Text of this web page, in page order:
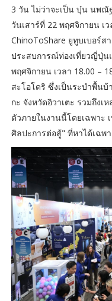
3 วัน ไม่ว่าจะเป็น บุ๋น นพณั
วันเสาร์ที่ 22 พฤศจิกายน เ
ChinoToShare ยูทูบเบอร์ส
ประสบการณ์ท่องเที่ยวญี่ปุ่น
พฤศจิกายน เวลา 18.00 –
สะโอโดริ ซึ่งเป็นระบำพื้นบ้
กะ จังหวัดอิวาเตะ รวมถึง
ตัวภายในงานนี้โดยเฉพาะ
ศิลปะการต่อสู้" ที่หาได้เฉพ